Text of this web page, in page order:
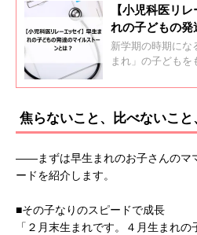
【小児科医リ
れの子どもの発
は？
新学期の時期にな
まれ」の子どもを
「「クラスのみん
することがあるよ
会リーフレット検
向き合っている
ージをお届けしま
焦らないこと、比べないこ
――まずは早生まれのお子さんのマ
ードを紹介します。
■その子なりのスピードで成長
「２月末生まれです。４月生まれ